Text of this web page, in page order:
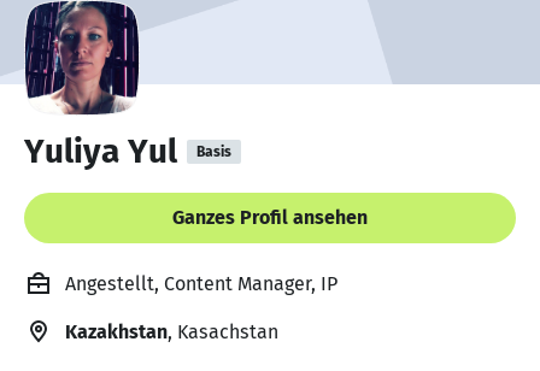
Yuliya Yul Basis
Ganzes Profil ansehen
Angestellt, Content Manager, IP
Kazakhstan, Kasachstan